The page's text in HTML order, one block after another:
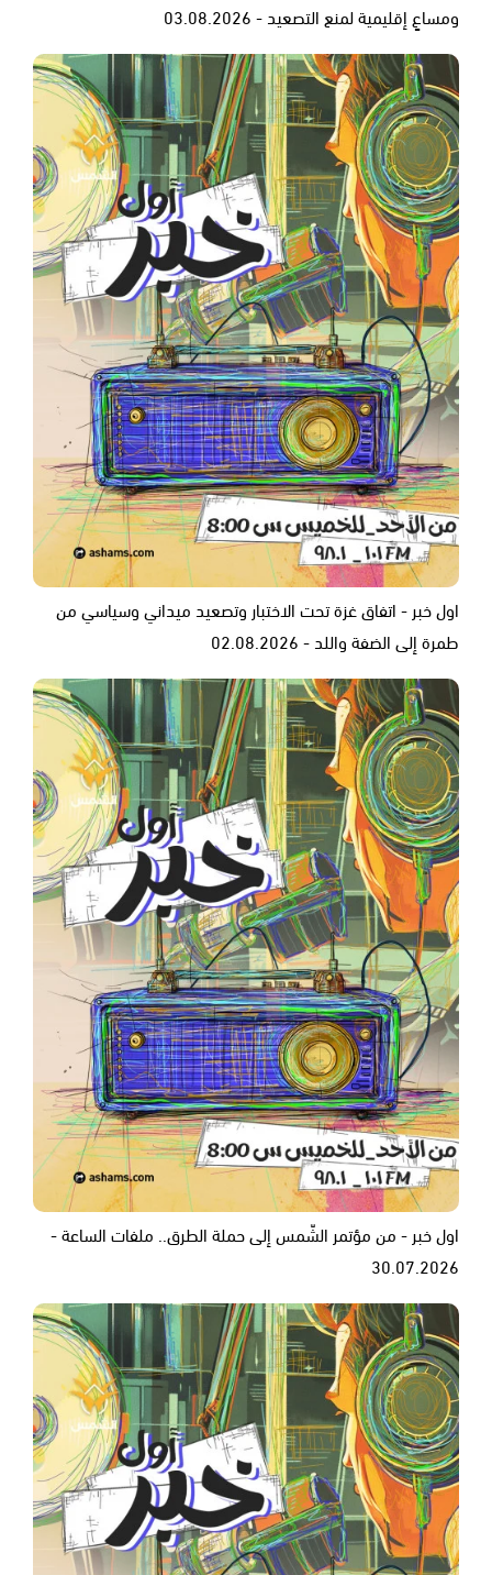
ومساعٍ إقليمية لمنع التصعيد - 03.08.2026
اول خبر - اتفاق غزة تحت الاختبار وتصعيد ميداني وسياسي من
طمرة إلى الضفة واللد - 02.08.2026
اول خبر - من مؤتمر الشّمس إلى حملة الطرق.. ملفات الساعة -
30.07.2026